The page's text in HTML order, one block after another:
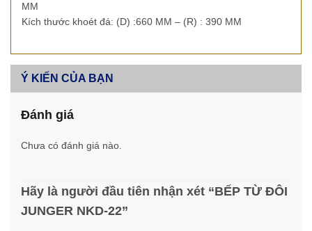
MM
Kích thước khoét đá: (D) :660 MM – (R) : 390 MM
Ý KIẾN CỦA BẠN
Đánh giá
Chưa có đánh giá nào.
Hãy là người đầu tiên nhận xét “BẾP TỪ ĐÔI
JUNGER NKD-22”